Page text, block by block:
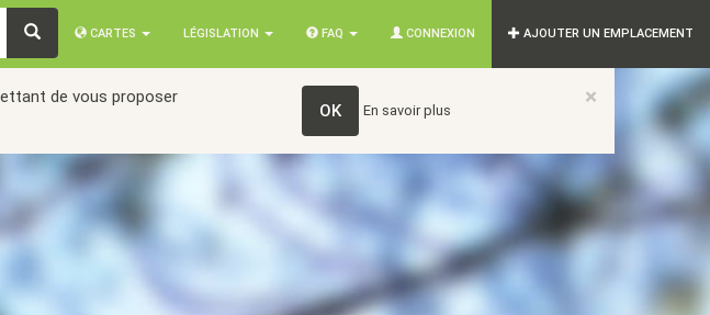
CARTES LÉGISLATION FAQ CONNEXION AJOUTER UN EMPLACEMENT
×
de vous proposer
OK En savoir plus